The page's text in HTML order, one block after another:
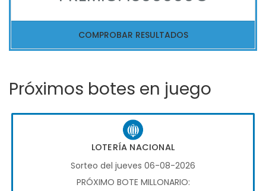
COMPROBAR RESULTADOS
Próximos botes en juego
LOTERÍA NACIONAL
Sorteo del jueves 06-08-2026
PRÓXIMO BOTE MILLONARIO: